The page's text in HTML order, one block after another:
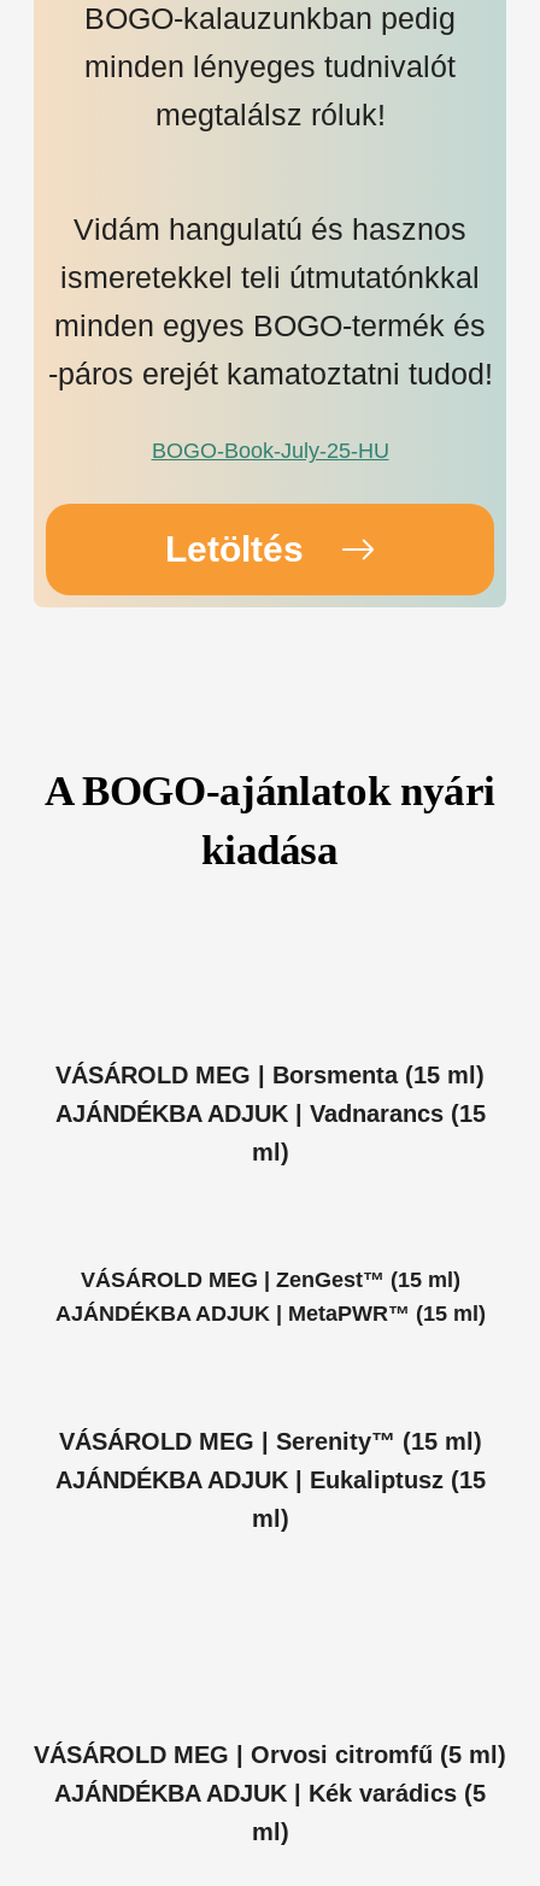
BOGO-kalauzunkban pedig
minden lényeges tudnivalót
megtalálsz róluk!
Vidám hangulatú és hasznos
ismeretekkel teli útmutatónkkal
minden egyes BOGO-termék és
-páros erejét kamatoztatni tudod!
BOGO-Book-July-25-HU
Letöltés
A BOGO-ajánlatok nyári
kiadása
VÁSÁROLD MEG | Borsmenta (15 ml)
AJÁNDÉKBA ADJUK | Vadnarancs (15
ml)
VÁSÁROLD MEG | ZenGest™ (15 ml)
AJÁNDÉKBA ADJUK | MetaPWR™ (15 ml)
VÁSÁROLD MEG | Serenity™ (15 ml)
AJÁNDÉKBA ADJUK | Eukaliptusz (15
ml)
VÁSÁROLD MEG | Orvosi citromfű (5 ml)
AJÁNDÉKBA ADJUK | Kék varádics (5
ml)